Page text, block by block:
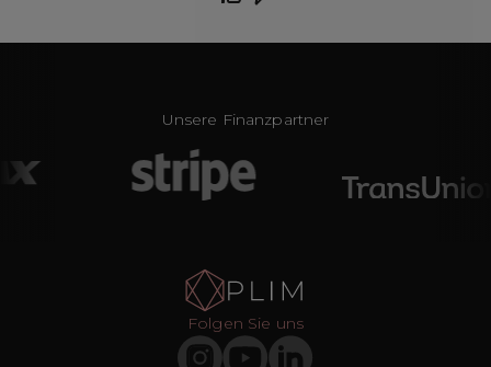
Unsere Finanzpartner
Folgen Sie uns